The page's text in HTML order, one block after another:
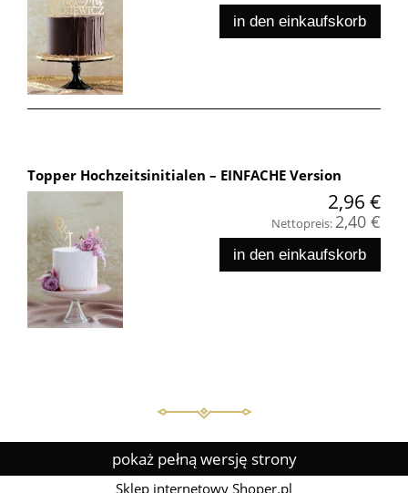
in den einkaufskorb
Topper Hochzeitsinitialen – EINFACHE Version
2,96 €
Nettopreis: 2,40 €
in den einkaufskorb
pokaż pełną wersję strony
Sklep internetowy Shoper.pl